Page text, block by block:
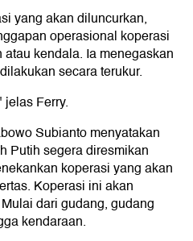
yang akan diluncurkan,
operasional koperasi
kendala. Ia menegaskan
secara terukur.
Ferry.
Subianto menyatakan
Putih segera diresmikan
koperasi yang akan
Koperasi ini akan
dari gudang, gudang
kendaraan.